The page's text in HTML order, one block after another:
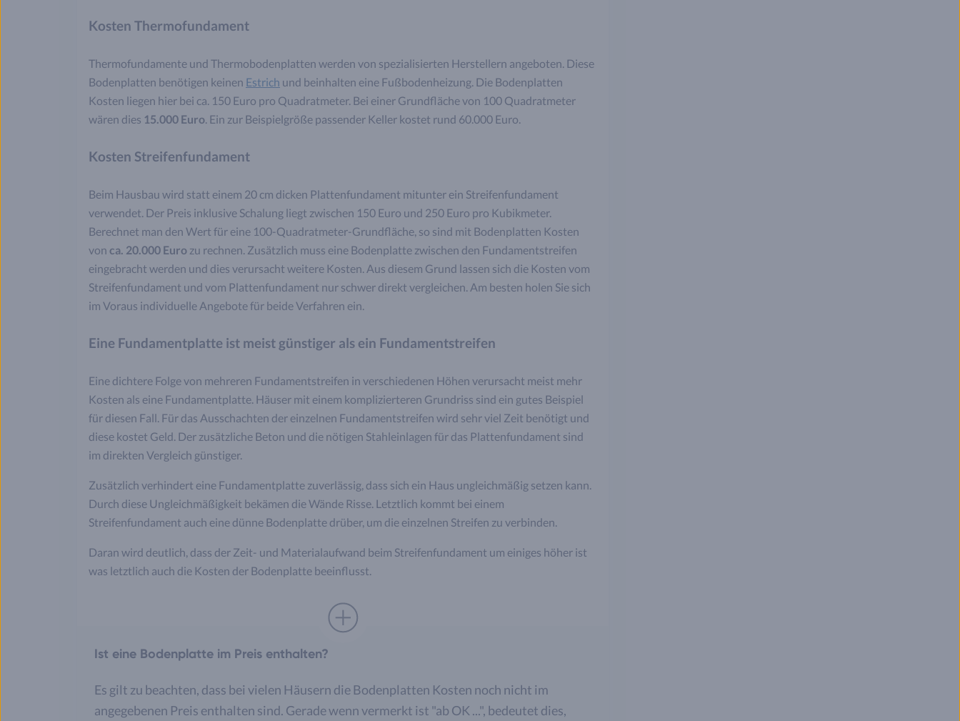
Kosten Thermofundament
Thermofundamente und Thermobodenplatten werden von spezialisierten Herstellern angeboten. Diese
Bodenplatten benötigen keinen Estrich und beinhalten eine Fußbodenheizung. Die Bodenplatten
Kosten liegen hier bei ca. 150 Euro pro Quadratmeter. Bei einer Grundfläche von 100 Quadratmeter
wären dies 15.000 Euro. Ein zur Beispielgröße passender Keller kostet rund 60.000 Euro.
Kosten Streifenfundament
Beim Hausbau wird statt einem 20 cm dicken Plattenfundament mitunter ein Streifenfundament
verwendet. Der Preis inklusive Schalung liegt zwischen 150 Euro und 250 Euro pro Kubikmeter.
Berechnet man den Wert für eine 100-Quadratmeter-Grundfläche, so sind mit Bodenplatten Kosten
von ca. 20.000 Euro zu rechnen. Zusätzlich muss eine Bodenplatte zwischen den Fundamentstreifen
eingebracht werden und dies verursacht weitere Kosten. Aus diesem Grund lassen sich die Kosten vom
Streifenfundament und vom Plattenfundament nur schwer direkt vergleichen. Am besten holen Sie sich
im Voraus individuelle Angebote für beide Verfahren ein.
Eine Fundamentplatte ist meist günstiger als ein Fundamentstreifen
Eine dichtere Folge von mehreren Fundamentstreifen in verschiedenen Höhen verursacht meist mehr
Kosten als eine Fundamentplatte. Häuser mit einem komplizierteren Grundriss sind ein gutes Beispiel
für diesen Fall. Für das Ausschachten der einzelnen Fundamentstreifen wird sehr viel Zeit benötigt und
diese kostet Geld. Der zusätzliche Beton und die nötigen Stahleinlagen für das Plattenfundament sind
im direkten Vergleich günstiger.
Zusätzlich verhindert eine Fundamentplatte zuverlässig, dass sich ein Haus ungleichmäßig setzen kann.
Durch diese Ungleichmäßigkeit bekämen die Wände Risse. Letztlich kommt bei einem
Streifenfundament auch eine dünne Bodenplatte drüber, um die einzelnen Streifen zu verbinden.
Daran wird deutlich, dass der Zeit- und Materialaufwand beim Streifenfundament um einiges höher ist
was letztlich auch die Kosten der Bodenplatte beeinflusst.
Ist eine Bodenplatte im Preis enthalten?
Es gilt zu beachten, dass bei vielen Häusern die Bodenplatten Kosten noch nicht im
angegebenen Preis enthalten sind. Gerade wenn vermerkt ist "ab OK ...", bedeutet dies,